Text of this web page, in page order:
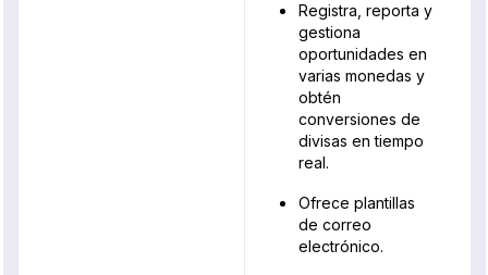
Registra, reporta y
gestiona
oportunidades en
varias monedas y
obtén
conversiones de
divisas en tiempo
real.
Ofrece plantillas
de correo
electrónico.